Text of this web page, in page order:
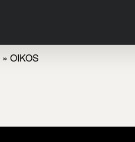
» OIKOS